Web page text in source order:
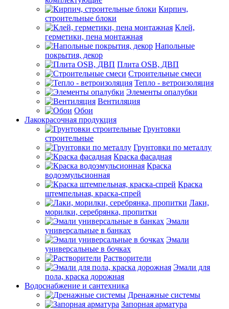
Кирпич,
строительные блоки
Клей,
герметики, пена монтажная
Напольные
покрытия, декор
Плита OSB, ДВП
Строительные смеси
Тепло - ветроизоляция
Элементы опалубки
Вентиляция
Обои
Лакокрасочная продукция
Грунтовки
строительные
Грунтовки по металлу
Краска фасадная
Краска
водоэмульсионная
Краска
штемпельная, краска-спрей
Лаки,
морилки, серебрянка, пропитки
Эмали
универсальные в банках
Эмали
универсальные в бочках
Растворители
Эмали для
пола, краска дорожная
Водоснабжение и сантехника
Дренажные системы
Запорная арматура